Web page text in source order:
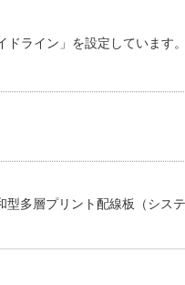
ライン」を設定しています。
多層プリント配線板（シス